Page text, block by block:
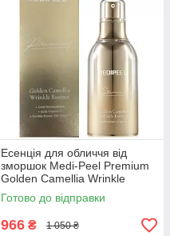
Есенція для обличчя від
зморшок Medi-Peel Premium
Golden Camellia Wrinkle
Essence 50мл
Готово до відправки
966 ₴ 1 050 ₴